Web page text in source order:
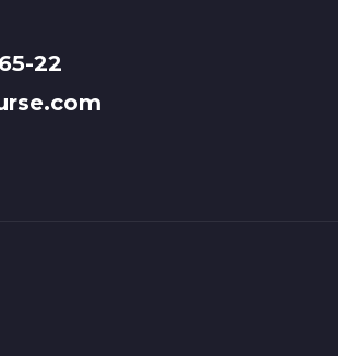
22